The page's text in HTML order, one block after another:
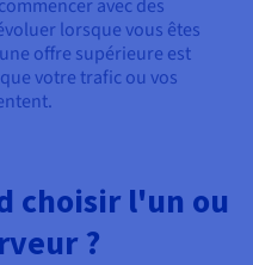
avec des
lorsque vous êtes
offre supérieure est
votre trafic ou vos
choisir l'un ou
?